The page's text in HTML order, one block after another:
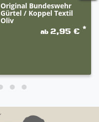
Original Bundeswehr
Gürtel / Koppel Textil
Oliv
ab 2,95 € *